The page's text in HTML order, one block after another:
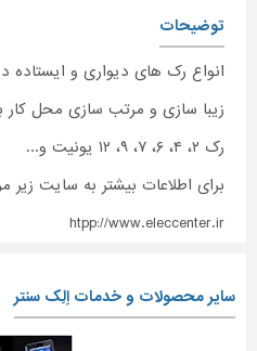
توضیحات
انواع رک های دیواری و
زیبا سازی و مرتب سازی محل کار
رک ۲، ۴، ۶، ۷، ۹، ۱۲ یونیت و...
برای اطلاعات بیشتر به سایت زیر
htpp://www.eleccenter.ir
سایر محصولات و خدمات اِلِک سنتر